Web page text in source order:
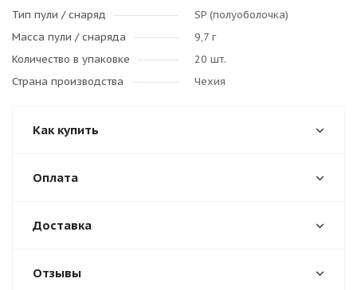
Тип пули / cнаряд
SP (полуоболочка)
Масса пули / снаряда
9,7 г
Количество в упаковке
20 шт.
Страна производства
Чехия
Как купить
Оплата
Доставка
Отзывы